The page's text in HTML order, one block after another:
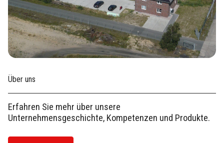
Über uns
Erfahren Sie mehr über unsere
Unternehmensgeschichte, Kompetenzen und Produkte.